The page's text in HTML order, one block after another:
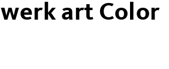
art Color